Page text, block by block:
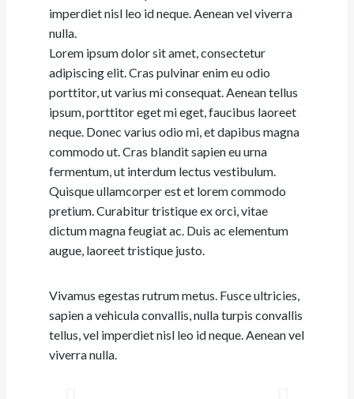
imperdiet nisl leo id neque. Aenean vel viverra
nulla.
Lorem ipsum dolor sit amet, consectetur
adipiscing elit. Cras pulvinar enim eu odio
porttitor, ut varius mi consequat. Aenean tellus
ipsum, porttitor eget mi eget, faucibus laoreet
neque. Donec varius odio mi, et dapibus magna
commodo ut. Cras blandit sapien eu urna
fermentum, ut interdum lectus vestibulum.
Quisque ullamcorper est et lorem commodo
pretium. Curabitur tristique ex orci, vitae
dictum magna feugiat ac. Duis ac elementum
augue, laoreet tristique justo.
Vivamus egestas rutrum metus. Fusce ultricies,
sapien a vehicula convallis, nulla turpis convallis
tellus, vel imperdiet nisl leo id neque. Aenean vel
viverra nulla.